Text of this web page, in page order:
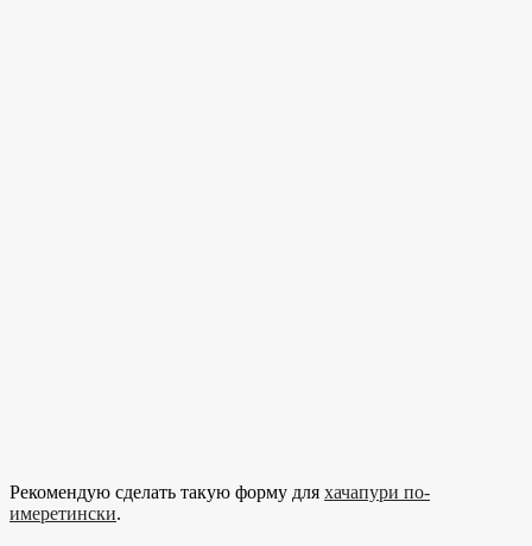
Рекомендую сделать такую форму для хачапури по-
имеретински.